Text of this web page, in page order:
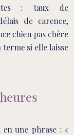
: taux de
de carence,
chien pas chère
si elle laisse
une phrase : «